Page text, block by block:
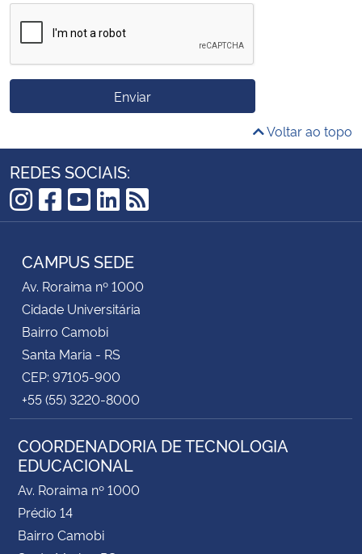
Enviar
Voltar ao topo
REDES SOCIAIS:
Instagram
Facebook
YouTube
LinkedIn
RSS
CAMPUS SEDE
Av. Roraima nº 1000
Cidade Universitária
Bairro Camobi
Santa Maria - RS
CEP: 97105-900
+55 (55) 3220-8000
COORDENADORIA DE TECNOLOGIA
EDUCACIONAL
Av. Roraima nº 1000
Prédio 14
Bairro Camobi